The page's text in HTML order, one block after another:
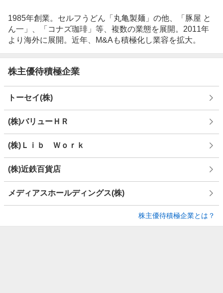
1985年創業。セルフうどん「丸亀製麺」の他、「豚屋 と
ん一」、「コナズ珈琲」等、複数の業態を展開。2011年
より海外に展開。近年、M&Aも積極化し業容を拡大。
株主優待積極企業
トーセイ(株)
(株)バリューＨＲ
(株)Ｌｉｂ Ｗｏｒｋ
(株)近鉄百貨店
メディアスホールディングス(株)
株主優待積極企業とは？